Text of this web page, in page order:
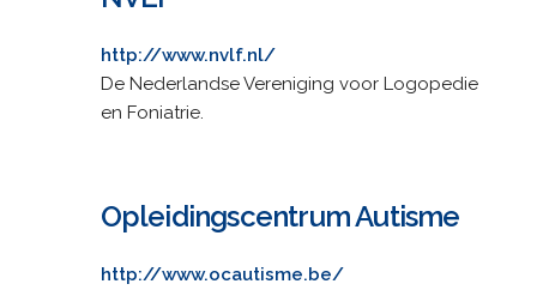
http://www.nvlf.nl/
De Nederlandse Vereniging voor Logopedie
en Foniatrie.
Opleidingscentrum Autisme
http://www.ocautisme.be/